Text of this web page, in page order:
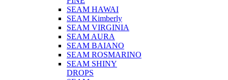
SEAM HAWAI
SEAM Kimberly
SEAM VIRGINIA
SEAM AURA
SEAM BAIANO
SEAM ROSMARINO
SEAM SHINY
DROPS